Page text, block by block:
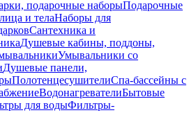
подарочные наборыПодарочные
и телаНаборы для
Сантехника и
Душевые кабины, поддоны,
Умывальники со
Душевые панели,
ПолотенцесушителиСпа-бассейны с
ВодонагревателиБытовые
для водыФильтры-